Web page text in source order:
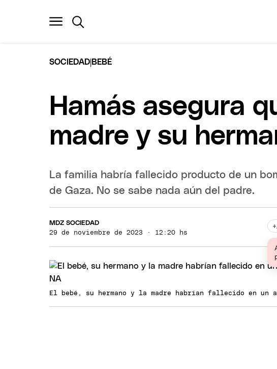
SOCIEDAD BEBÉ
Hamás asegura
madre y su
La familia habría fallecido producto de un
de Gaza. No se sabe nada aún del padre.
MDZ SOCIEDAD
29 de noviembre de 2023 · 12:20 hs
+
El bebé, su hermano y la madre habrían fallecido en un